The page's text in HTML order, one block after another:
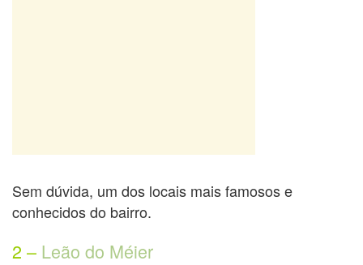
Sem dúvida, um dos locais mais famosos e
conhecidos do bairro.
2 – Leão do Méier